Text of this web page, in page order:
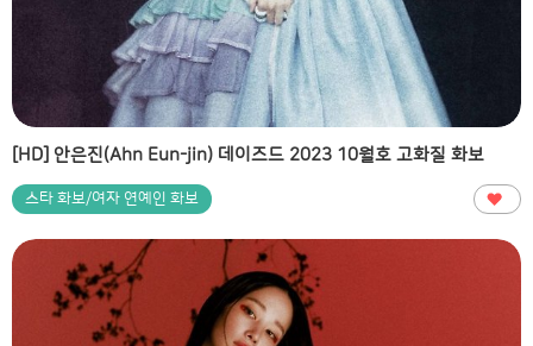
[HD] 안은진(Ahn Eun-jin) 데이즈드 2023 10월호 고화질 화보
스타 화보/여자 연예인 화보